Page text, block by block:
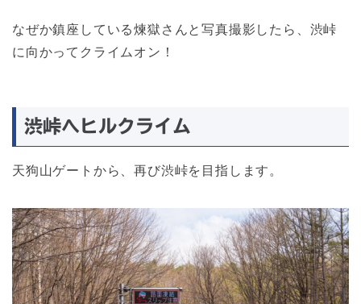
なぜか鎮座している煉獄さんと写真撮影したら、渋峠
に向かってクライムオン！
渋峠へヒルクライム
天狗山ゲートから、再び渋峠を目指します。